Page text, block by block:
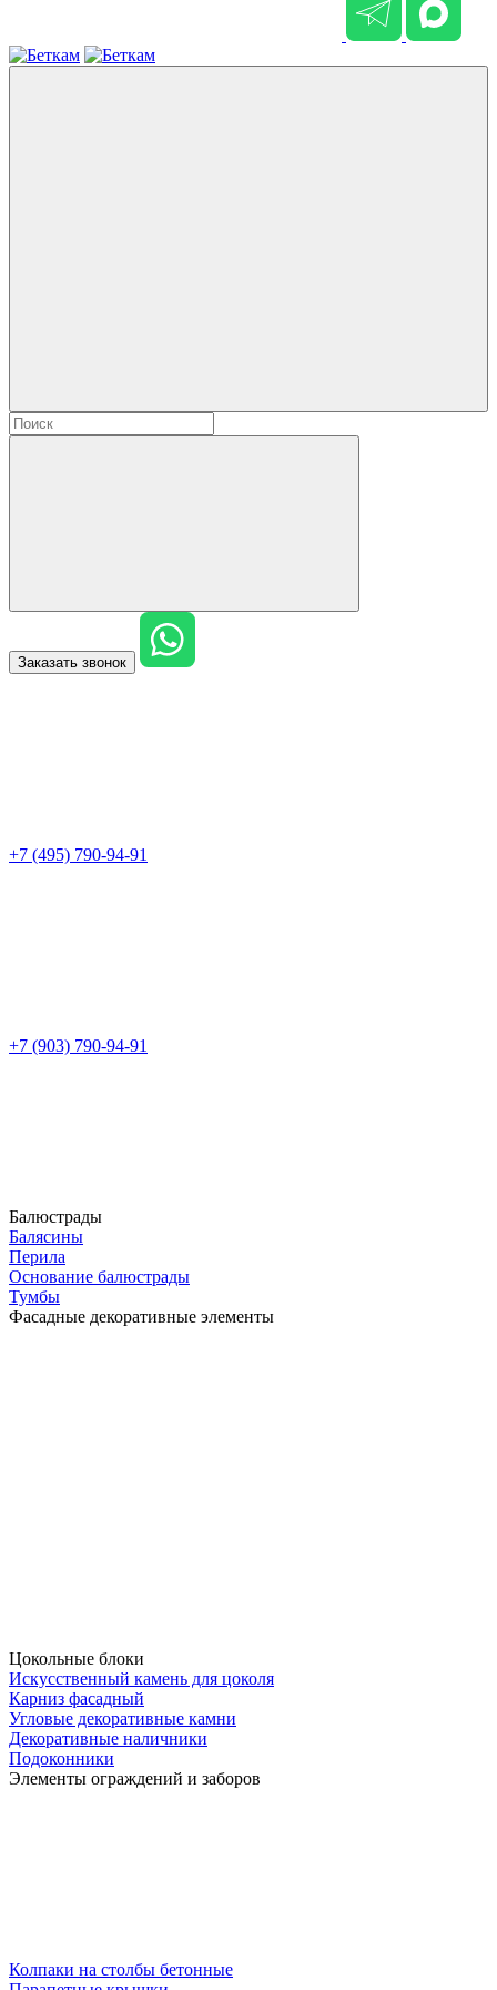
Заказать звонок
+7 (495) 790-94-91
+7 (903) 790-94-91
Балюстрады
Балясины
Перила
Основание балюстрады
Тумбы
Фасадные декоративные элементы
Цокольные блоки
Искусственный камень для цоколя
Карниз фасадный
Угловые декоративные камни
Декоративные наличники
Подоконники
Элементы ограждений и заборов
Колпаки на столбы бетонные